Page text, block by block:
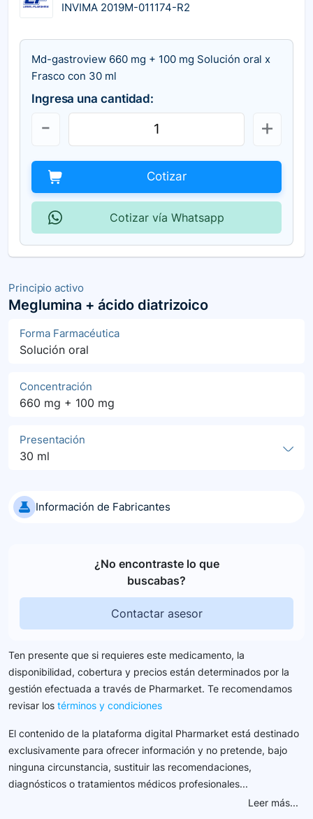
Principio activo
Meglumina + ácido diatrizoico
Forma Farmacéutica
Solución oral
Concentración
660 mg + 100 mg
Presentación
30 ml
Información de Fabricantes
¿No encontraste lo que
buscabas?
Contactar asesor
INVIMA 2019M-011174-R2
Md-gastroview 660 mg + 100 mg Solución oral x
Frasco con 30 ml
Ingresa una cantidad:
Cotizar
Cotizar vía Whatsapp
Ten presente que si requieres este medicamento, la
disponibilidad, cobertura y precios están determinados por la
gestión efectuada a través de Pharmarket. Te recomendamos
revisar los términos y condiciones
El contenido de la plataforma digital Pharmarket está destinado
exclusivamente para ofrecer información y no pretende, bajo
ninguna circunstancia, sustituir las recomendaciones,
diagnósticos o tratamientos médicos profesionales...
Leer más...